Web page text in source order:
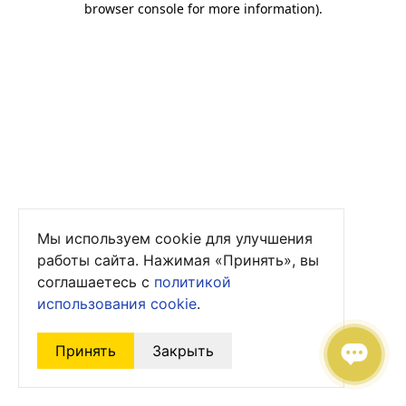
browser console for more information).
Мы используем cookie для улучшения
работы сайта. Нажимая «Принять», вы
соглашаетесь с политикой
использования cookie.
Принять Закрыть